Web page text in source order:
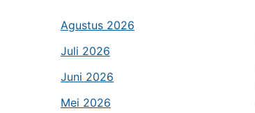
Agustus 2026
Juli 2026
Juni 2026
Mei 2026